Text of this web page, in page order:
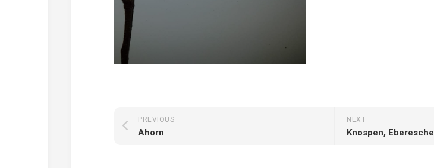
Nuss
NEXT
Knospen, Eberesche
PREVIOUS
Ahorn